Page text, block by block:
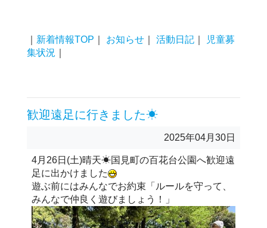
新着情報TOP お知らせ 活動日記
児童募
集状況
歓迎遠足に行きました☀
2025年04月30日
4月26日(土)晴天☀国見町の百花台公園へ歓迎遠
足に出かけました
遊ぶ前にはみんなでお約束「ルールを守って、
みんなで仲良く遊びましょう！」